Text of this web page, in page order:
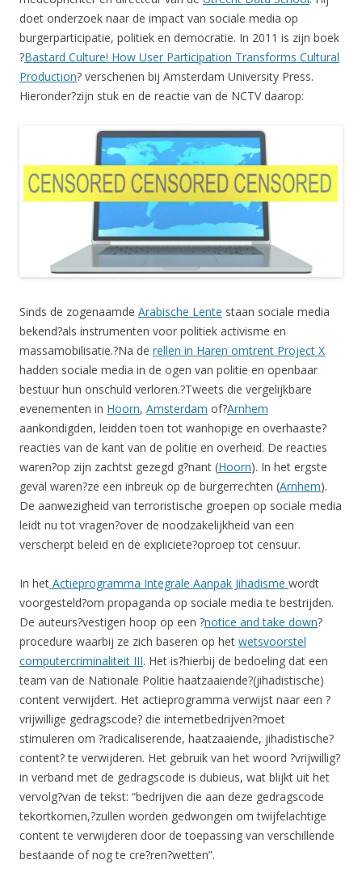
doet onderzoek naar de impact van sociale media op
burgerparticipatie, politiek en democratie. In 2011 is zijn boek
?Bastard Culture! How User Participation Transforms Cultural
Production? verschenen bij Amsterdam University Press.
Hieronder?zijn stuk en de reactie van de NCTV daarop:
Sinds de zogenaamde Arabische Lente staan sociale media
bekend?als instrumenten voor politiek activisme en
massamobilisatie.?Na de rellen in Haren omtrent Project X
hadden sociale media in de ogen van politie en openbaar
bestuur hun onschuld verloren.?Tweets die vergelijkbare
evenementen in Hoorn, Amsterdam of?Arnhem
aankondigden, leidden toen tot wanhopige en overhaaste?
reacties van de kant van de politie en overheid. De reacties
waren?op zijn zachtst gezegd g?nant (Hoorn). In het ergste
geval waren?ze een inbreuk op de burgerrechten (Arnhem).
De aanwezigheid van terroristische groepen op sociale media
leidt nu tot vragen?over de noodzakelijkheid van een
verscherpt beleid en de expliciete?oproep tot censuur.
In het Actieprogramma Integrale Aanpak Jihadisme wordt
voorgesteld?om propaganda op sociale media te bestrijden.
De auteurs?vestigen hoop op een ?notice and take down?
procedure waarbij ze zich baseren op het wetsvoorstel
computercriminaliteit III. Het is?hierbij de bedoeling dat een
team van de Nationale Politie haatzaaiende?(jihadistische)
content verwijdert. Het actieprogramma verwijst naar een ?
vrijwillige gedragscode? die internetbedrijven?moet
stimuleren om ?radicaliserende, haatzaaiende, jihadistische?
content? te verwijderen. Het gebruik van het woord ?vrijwillig?
in verband met de gedragscode is dubieus, wat blijkt uit het
vervolg?van de tekst: “bedrijven die aan deze gedragscode
tekortkomen,?zullen worden gedwongen om twijfelachtige
content te verwijderen door de toepassing van verschillende
bestaande of nog te cre?ren?wetten”.